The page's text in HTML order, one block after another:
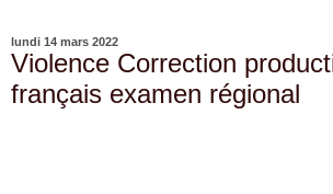
lundi 14 mars 2022
Violence Correction
français examen régional